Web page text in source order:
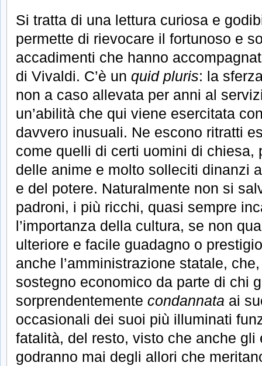
Si tratta di una lettura curiosa e
permette di rievocare il fortunoso e
accadimenti che hanno
di Vivaldi. C’è un quid pluris: la
non a caso allevata per anni al
un’abilità che qui viene esercitata
davvero inusuali. Ne escono ritratti
come quelli di certi uomini di chiesa,
delle anime e molto solleciti dinanzi
e del potere. Naturalmente non si
padroni, i più ricchi, quasi sempre
l’importanza della cultura, se non
ulteriore e facile guadagno o
anche l’amministrazione statale,
sostegno economico da parte di chi
sorprendentemente condannata ai
occasionali dei suoi più illuminati
fatalità, del resto, visto che anche gli
godranno mai degli allori che